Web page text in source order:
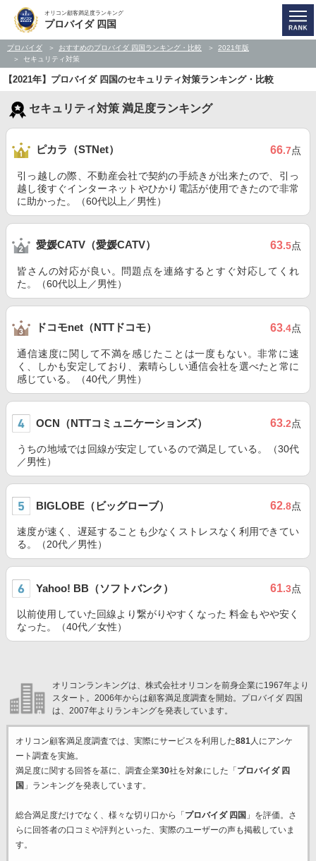
オリコン顧客満足度ランキング
プロバイダ 四国
プロバイダ おすすめのプロバイダ 四国ランキング・比較
2021年版
セキュリティ対策
【2021年】プロバイダ 四国のセキュリティ対策ランキング・比較
セキュリティ対策 満足度ランキング
ピカラ（STNet） 66.7点
引っ越しの際、不動産会社で契約の手続きが出来たので、引っ
越し後すぐインターネットやひかり電話が使用できたので非常
に助かった。（60代以上／男性）
愛媛CATV（愛媛CATV） 63.5点
皆さんの対応が良い。問題点を連絡するとすぐ対応してくれ
た。（60代以上／男性）
ドコモnet（NTTドコモ） 63.4点
通信速度に関して不満を感じたことは一度もない。非常に速
く、しかも安定しており、素晴らしい通信会社を選べたと常に
感じている。（40代／男性）
OCN（NTTコミュニケーションズ） 63.2点
うちの地域では回線が安定しているので満足している。（30代
／男性）
BIGLOBE（ビッグローブ） 62.8点
速度が速く、遅延することも少なくストレスなく利用できてい
る。（20代／男性）
Yahoo! BB（ソフトバンク） 61.3点
以前使用していた回線より繋がりやすくなった 料金もやや安く
なった。（40代／女性）
オリコンランキングは、株式会社オリコンを前身企業に1967年より
スタート。2006年からは顧客満足度調査を開始。プロバイダ 四国
は、2007年よりランキングを発表しています。
オリコン顧客満足度調査では、実際にサービスを利用した881人にアンケ
ート調査を実施。
満足度に関する回答を基に、調査企業30社を対象にした「 プロバイダ 四
国 」ランキングを発表しています。
総合満足度だけでなく、様々な切り口から「 プロバイダ 四国 」を評価。さ
らに回答者の口コミや評判といった、実際のユーザーの声も掲載していま
す。